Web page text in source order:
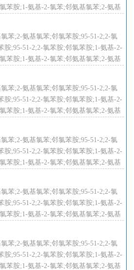
苯胺;1-氨基-2-氯苯;邻氨基氯苯;2-氨基
苯;2-氨基氯苯;邻氯苯胺;95-51-2;2-氯
;95-51-2;2-氯苯胺;邻氯苯胺;1-氨基-2-
苯胺;1-氨基-2-氯苯;邻氨基氯苯;2-氨基
苯;2-氨基氯苯;邻氯苯胺;95-51-2;2-氯
;95-51-2;2-氯苯胺;邻氯苯胺;1-氨基-2-
苯胺;1-氨基-2-氯苯;邻氨基氯苯;2-氨基
苯;2-氨基氯苯;邻氯苯胺;95-51-2;2-氯
;95-51-2;2-氯苯胺;邻氯苯胺;1-氨基-2-
苯胺;1-氨基-2-氯苯;邻氨基氯苯;2-氨基
苯;2-氨基氯苯;邻氯苯胺;95-51-2;2-氯
;95-51-2;2-氯苯胺;邻氯苯胺;1-氨基-2-
苯胺;1-氨基-2-氯苯;邻氨基氯苯;2-氨基
苯;2-氨基氯苯;邻氯苯胺;95-51-2;2-氯
;95-51-2;2-氯苯胺;邻氯苯胺;1-氨基-2-
苯胺;1-氨基-2-氯苯;邻氨基氯苯;2-氨基